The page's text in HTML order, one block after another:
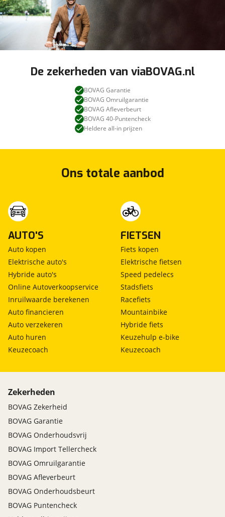
De zekerheden van viaBOVAG.nl
BOVAG Garantie
BOVAG Omruilgarantie
BOVAG Afleverbeurt
BOVAG 40-Puntencheck
Heldere all-in prijzen
Ons totale aanbod
AUTO'S
Auto kopen
Elektrische auto's
Hybride auto's
Online Autoverkoopservice
Inruilwaarde berekenen
Auto financieren
Auto verzekeren
Auto huren
Keuzecoach
FIETSEN
Fiets kopen
Elektrische fietsen
Speed pedelecs
Stadsfiets
Racefiets
Mountainbike
Hybride fiets
Keuzehulp e-bike
Keuzecoach
Zekerheden
BOVAG Zekerheid
BOVAG Garantie
BOVAG Onderhoudsvrij
BOVAG Import Tellercheck
BOVAG Omruilgarantie
BOVAG Afleverbeurt
BOVAG Onderhoudsbeurt
BOVAG Puntencheck